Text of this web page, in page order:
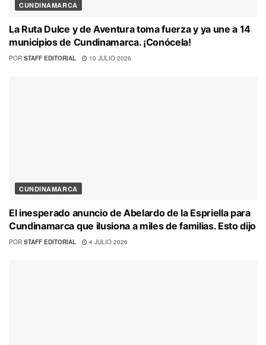
CUNDINAMARCA
La Ruta Dulce y de Aventura toma fuerza y ya une a 14
municipios de Cundinamarca. ¡Conócela!
POR STAFF EDITORIAL 10 JULIO 2026
CUNDINAMARCA
El inesperado anuncio de Abelardo de la Espriella para
Cundinamarca que ilusiona a miles de familias. Esto dijo
POR STAFF EDITORIAL 4 JULIO 2026